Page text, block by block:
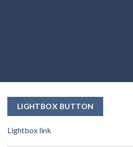
LIGHTBOX BUTTON
Lightbox link